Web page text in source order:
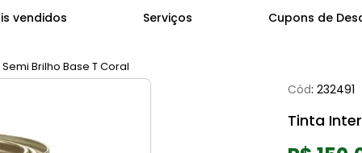
vendidos Serviços Cupons de
Brilho Base T Coral
Cód: 232491
Tinta
2º
porcelanato
5º
telha